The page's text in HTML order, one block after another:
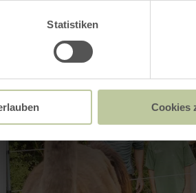
Statistiken
Cookies